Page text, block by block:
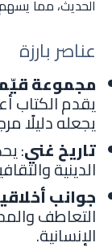
الحديث، مما
عناصر بارزة
مجموعة
يقدم الكتاب
يجعله دليلًا
تاريخ غني:
الدينية
جوانب
التعاطف
الإنسانية.